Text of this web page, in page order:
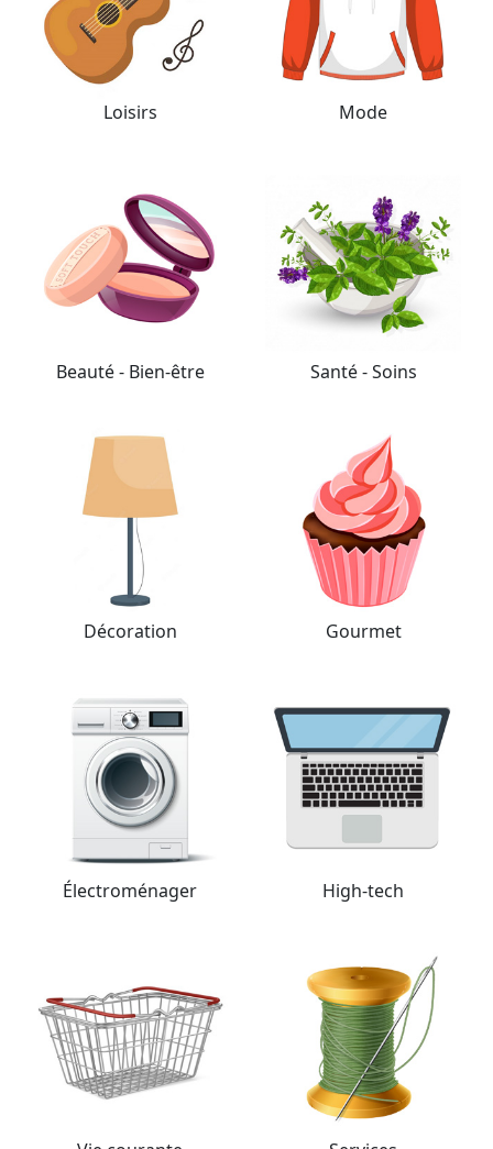
Loisirs Mode
Beauté - Bien-être Santé - Soins
Décoration Gourmet
Électro­ménager High-tech